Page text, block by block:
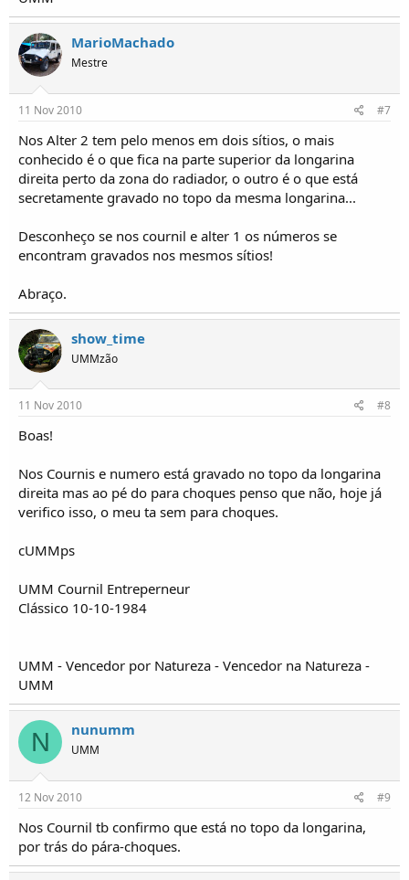
MarioMachado
Mestre
11 Nov 2010 #7
Nos Alter 2 tem pelo menos em dois sítios, o mais
conhecido é o que fica na parte superior da longarina
direita perto da zona do radiador, o outro é o que está
secretamente gravado no topo da mesma longarina...
Desconheço se nos cournil e alter 1 os números se
encontram gravados nos mesmos sítios!
Abraço.
show_time
UMMzão
11 Nov 2010 #8
Boas!
Nos Cournis e numero está gravado no topo da longarina
direita mas ao pé do para choques penso que não, hoje já
verifico isso, o meu ta sem para choques.
cUMMps
UMM Cournil Entreperneur
Clássico 10-10-1984
UMM - Vencedor por Natureza - Vencedor na Natureza -
UMM
N nunumm
UMM
12 Nov 2010 #9
Nos Cournil tb confirmo que está no topo da longarina,
por trás do pára-choques.